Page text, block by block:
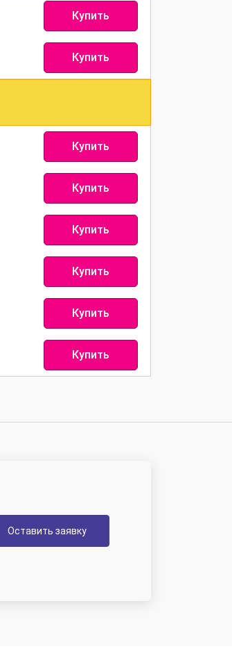
Купить
Купить
Купить
Купить
Купить
Купить
Купить
Купить
Оставить заявку